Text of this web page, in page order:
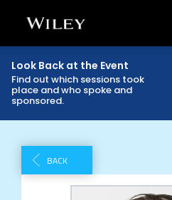
Look Back at the Event
Find out which sessions took
place and who spoke and
sponsored.
BACK